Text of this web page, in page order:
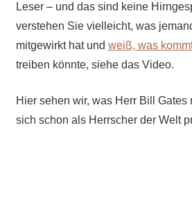
Leser – und das sind keine
verstehen Sie vielleicht, was
mitgewirkt hat und weiß, was
treiben könnte, siehe das Video.
Hier sehen wir, was Herr Bill Gates
sich schon als Herrscher der Welt